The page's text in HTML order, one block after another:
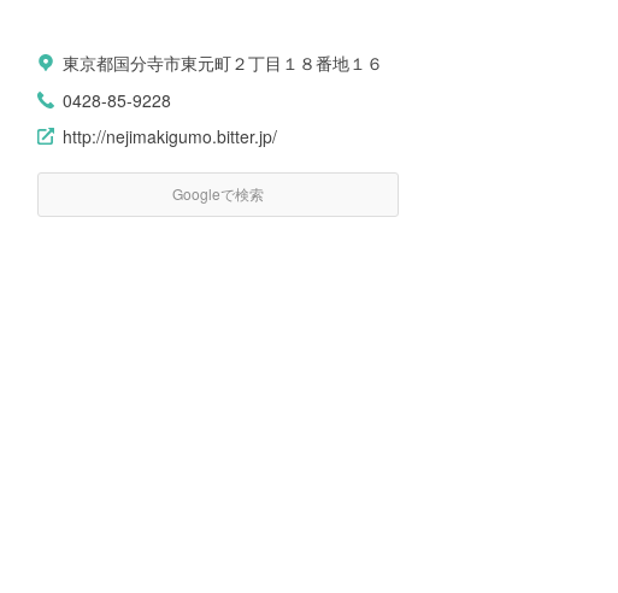
東京都国分寺市東元町２丁目１８番地１６
0428-85-9228
http://nejimakigumo.bitter.jp/
Googleで検索